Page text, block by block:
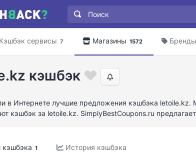
Кэшбэк сервисы 7 Магазины 1572 Бренды
кэшбэк
в Интернете лучшие предложения кэшбэка letoile.kz.
кэшбэк за letoile.kz. SimplyBestCoupons.ru предлагает
кэшбэка 1 История кэшбэка